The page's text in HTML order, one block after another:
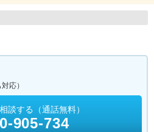
応）
談する（通話無料）
905-734